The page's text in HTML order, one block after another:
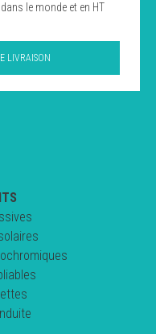
le monde et en HT
LIVRAISON